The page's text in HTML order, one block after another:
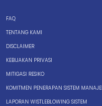
FAQ
TENTANG KAMI
DISCLAIMER
KEBIJAKAN PRIVASI
MITIGASI RESIKO
KOMITMEN PENERAPAN SISTEM
LAPORAN WISTLEBLOWING SISTEM